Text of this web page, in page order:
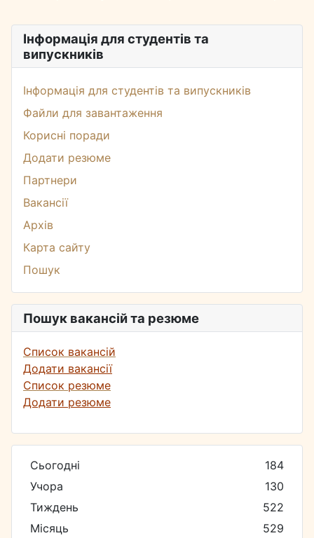
Інформація для студентів та
випускників
Інформація для студентів та випускників
Файли для завантаження
Корисні поради
Додати резюме
Партнери
Вакансії
Архів
Карта сайту
Пошук
Пошук вакансій та резюме
Список вакансій
Додати вакансії
Список резюме
Додати резюме
Сьогодні
184
Учора
130
Тиждень
522
Місяць
529